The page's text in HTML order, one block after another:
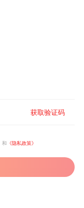
获取验证码
和 《隐私政策》